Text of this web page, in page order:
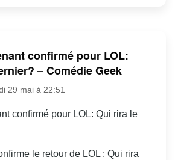
confirmé pour LOL:
– Comédie Geek
29 mai à 22:51
confirmé pour LOL: Qui rira le
le retour de LOL : Qui rira